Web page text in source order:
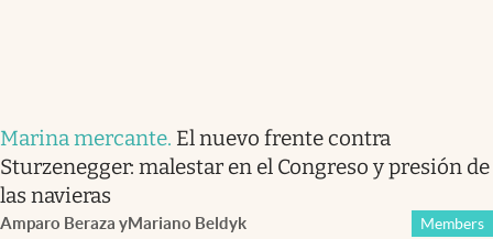
Marina mercante. El nuevo frente contra
Sturzenegger: malestar en el Congreso y presión de
las navieras
Amparo Beraza yMariano Beldyk Members